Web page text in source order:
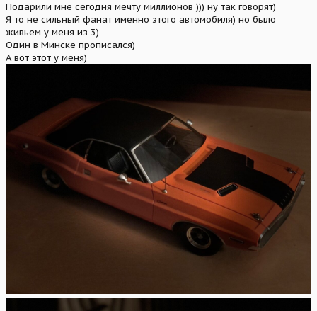
Подарили мне сегодня мечту миллионов ))) ну так говорят)
Я то не сильный фанат именно этого автомобиля) но было
живьем у меня из 3)
Один в Минске прописался)
А вот этот у меня)